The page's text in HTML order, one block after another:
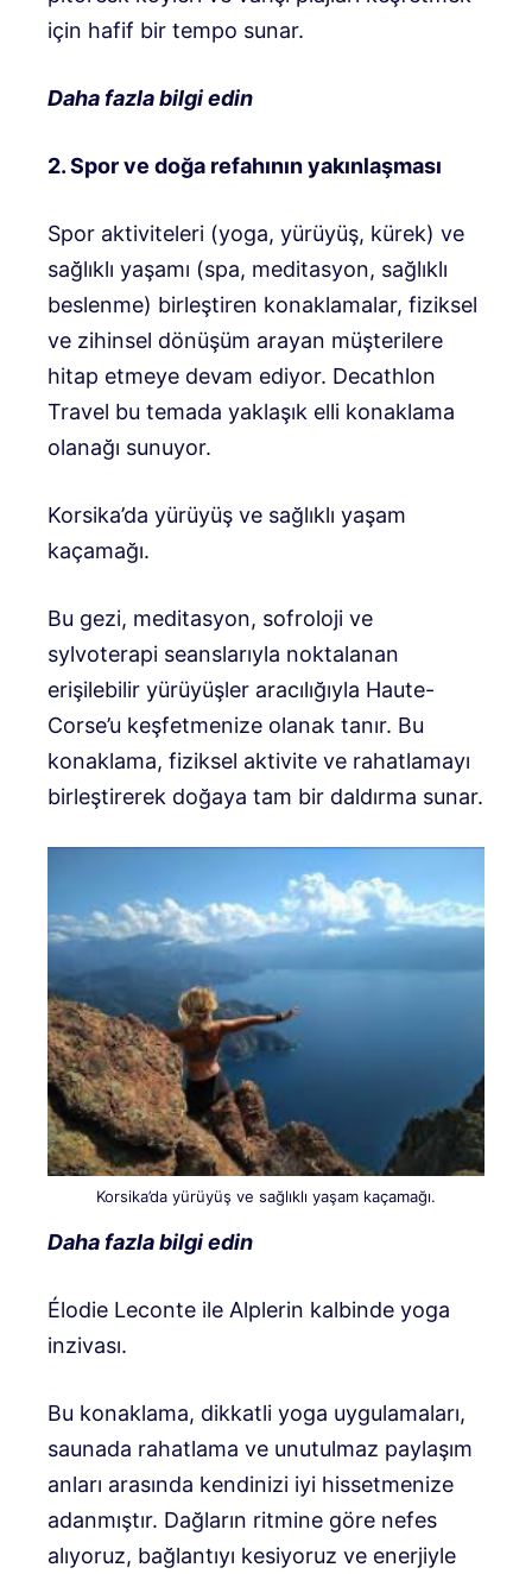
için hafif bir tempo sunar.
Daha fazla bilgi edin
2. Spor ve doğa refahının yakınlaşması
Spor aktiviteleri (yoga, yürüyüş, kürek) ve
sağlıklı yaşamı (spa, meditasyon, sağlıklı
beslenme) birleştiren konaklamalar, fiziksel
ve zihinsel dönüşüm arayan müşterilere
hitap etmeye devam ediyor. Decathlon
Travel bu temada yaklaşık elli konaklama
olanağı sunuyor.
Korsika’da yürüyüş ve sağlıklı yaşam
kaçamağı.
Bu gezi, meditasyon, sofroloji ve
sylvoterapi seanslarıyla noktalanan
erişilebilir yürüyüşler aracılığıyla Haute-
Corse’u keşfetmenize olanak tanır. Bu
konaklama, fiziksel aktivite ve rahatlamayı
birleştirerek doğaya tam bir daldırma sunar.
Korsika’da yürüyüş ve sağlıklı yaşam kaçamağı.
Daha fazla bilgi edin
Élodie Leconte ile Alplerin kalbinde yoga
inzivası.
Bu konaklama, dikkatli yoga uygulamaları,
saunada rahatlama ve unutulmaz paylaşım
anları arasında kendinizi iyi hissetmenize
adanmıştır. Dağların ritmine göre nefes
alıyoruz, bağlantıyı kesiyoruz ve enerjiyle